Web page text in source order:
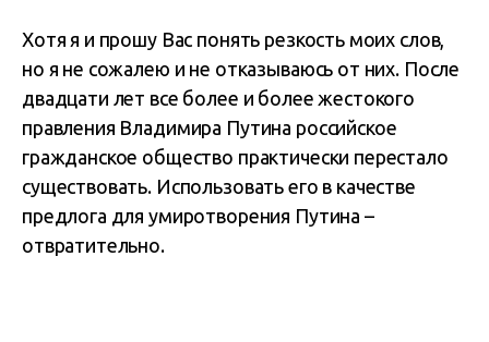
Хотя я и прошу Вас понять резкость моих слов,
но я не сожалею и не отказываюсь от них. После
двадцати лет все более и более жестокого
правления Владимира Путина российское
гражданское общество практически перестало
существовать. Использовать его в качестве
предлога для умиротворения Путина –
отвратительно.